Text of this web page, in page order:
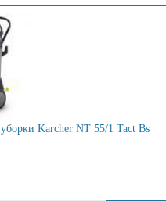
Karcher NT 55/1 Tact Bs